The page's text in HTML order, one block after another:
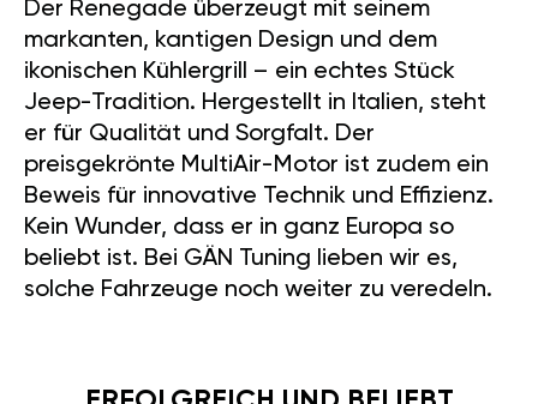
Der Renegade überzeugt mit seinem
markanten, kantigen Design und dem
ikonischen Kühlergrill – ein echtes Stück
Jeep-Tradition. Hergestellt in Italien, steht
er für Qualität und Sorgfalt. Der
preisgekrönte MultiAir-Motor ist zudem ein
Beweis für innovative Technik und Effizienz.
Kein Wunder, dass er in ganz Europa so
beliebt ist. Bei GÄN Tuning lieben wir es,
solche Fahrzeuge noch weiter zu veredeln.